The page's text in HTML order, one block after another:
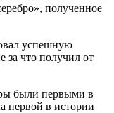
полученное
успешную
за что получил от
были первыми в
первой в истории